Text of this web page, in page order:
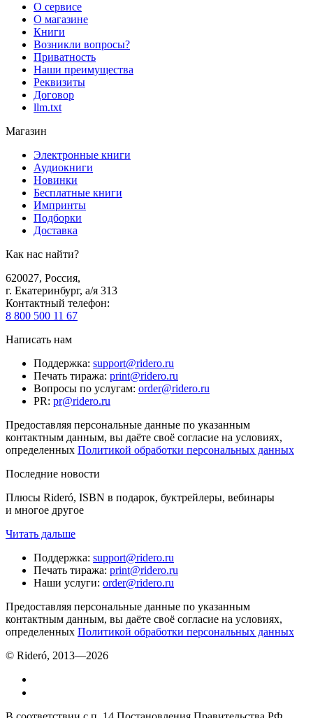
О сервисе
О магазине
Книги
Возникли вопросы?
Приватность
Наши преимущества
Реквизиты
Договор
llm.txt
Магазин
Электронные книги
Аудиокниги
Новинки
Бесплатные книги
Импринты
Подборки
Доставка
Как нас найти?
620027, Россия,
г. Екатеринбург, а/я 313
Контактный телефон:
8 800 500 11 67
Написать нам
Поддержка: support@ridero.ru
Печать тиража: print@ridero.ru
Вопросы по услугам: order@ridero.ru
PR: pr@ridero.ru
Предоставляя персональные данные по указанным
контактным данным, вы даёте своё согласие на условиях,
определенных Политикой обработки персональных данных
Последние новости
Плюсы Rideró, ISBN в подарок, буктрейлеры, вебинары
и многое другое
Читать дальше
Поддержка: support@ridero.ru
Печать тиража: print@ridero.ru
Наши услуги: order@ridero.ru
Предоставляя персональные данные по указанным
контактным данным, вы даёте своё согласие на условиях,
определенных Политикой обработки персональных данных
© Rideró, 2013—2026